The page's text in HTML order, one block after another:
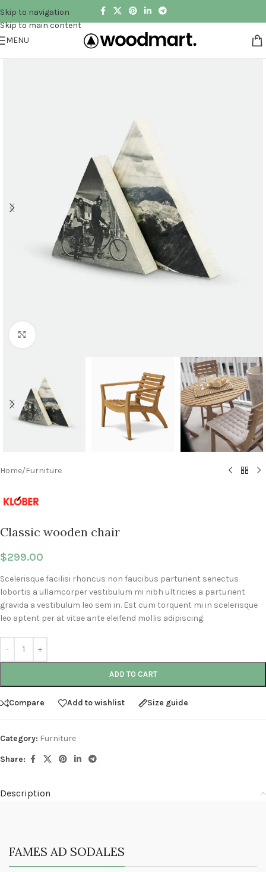
Skip to navigation
Skip to main content
MENU
Home/Furniture
Classic wooden chair
$299.00
Scelerisque facilisi rhoncus non faucibus parturient senectus
lobortis a ullamcorper vestibulum mi nibh ultricies a parturient
gravida a vestibulum leo sem in. Est cum torquent mi in scelerisque
leo aptent per at vitae ante eleifend mollis adipiscing.
ADD TO CART
Compare Add to wishlist Size guide
Category: Furniture
Share:
Description
FAMES AD SODALES